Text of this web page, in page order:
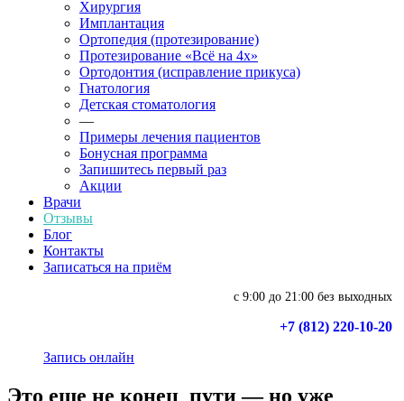
Хирургия
Имплантация
Ортопедия (протезирование)
Протезирование «Всё на 4х»
Ортодонтия (исправление прикуса)
Гнатология
Детская стоматология
—
Примеры лечения пациентов
Бонусная программа
Запишитесь первый раз
Акции
Врачи
Отзывы
Блог
Контакты
Записаться на приём
с 9:00 до 21:00 без выходных
+7 (812) 220-10-20
Запись онлайн
Это еще не конец пути — но уже